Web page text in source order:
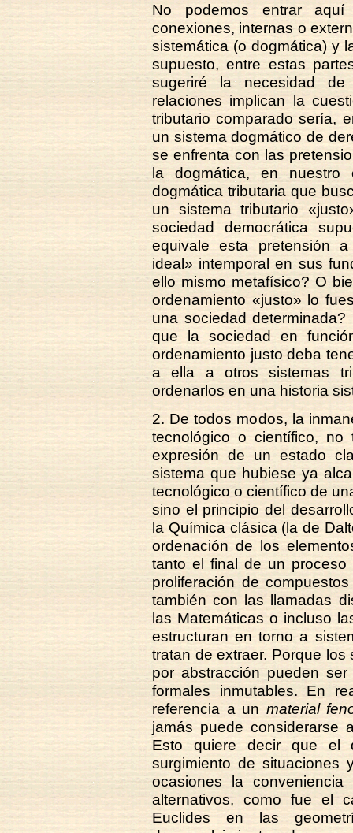
No podemos entrar
conexiones, internas o
sistemática (o dogmática) y
supuesto, entre estas
sugeriré la necesidad
relaciones implican la
tributario comparado sería,
un sistema dogmático de
se enfrenta con las
la dogmática, en
dogmática tributaria que
un sistema tributario
sociedad democrática
equivale esta pretensión
ideal» intemporal en sus
ello mismo metafísico? O
ordenamiento «justo» lo
una sociedad
que la sociedad en
ordenamiento justo deba
a ella a otros sistemas
ordenarlos en una historia
2. De todos modos, la
tecnológico o científico, no
expresión de un estado
sistema que hubiese ya
tecnológico o científico de
sino el principio del
la Química clásica (la de
ordenación de los
tanto el final de un
proliferación de
también con las llamadas
las Matemáticas o incluso
estructuran en torno a
tratan de extraer. Porque
por abstracción pueden
formales inmutables. En
referencia a un material
jamás puede considerarse
Esto quiere decir que el
surgimiento de situaciones
ocasiones la
alternativos, como fue el
Euclides en las